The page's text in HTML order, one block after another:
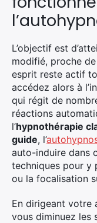
L’objectif est
modifié, proche
esprit reste actif
accédez alors à
qui régit de
réactions
l’hypnothérapie
guide, l’
auto-induire dans
techniques pour y
ou la focalisation
En dirigeant votre
vous diminuez les